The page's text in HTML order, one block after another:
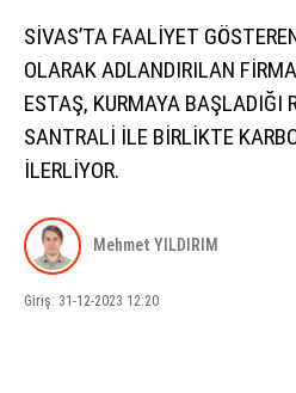
SIYASET
ASAYIŞ
SPOR
YAŞAM
EĞITIM
SAĞLIK
SİVAS’TA FAALİYET
OLARAK ADLANDIRILAN
ESTAŞ, KURMAYA BAŞLADIĞI
SANTRALİ İLE BİRLİKTE
İLERLİYOR.
Mehmet YILDIRIM
Giriş: 31-12-2023 12:20